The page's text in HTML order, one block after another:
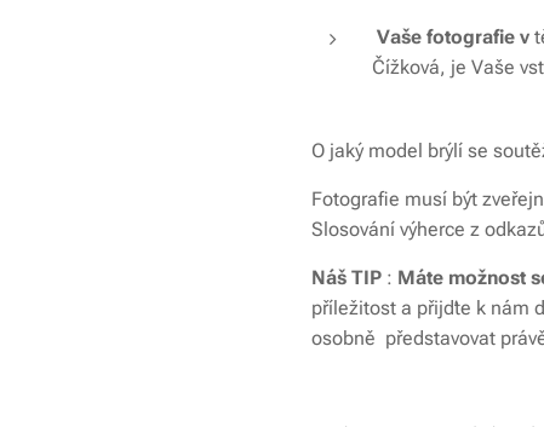
Vaše fotografie v
Čížková, je Vaše
O jaký model brýlí se
Fotografie musí být
Slosování výherce z
Náš TIP : Máte možnost
příležitost a přijďte k nám
osobně představovat